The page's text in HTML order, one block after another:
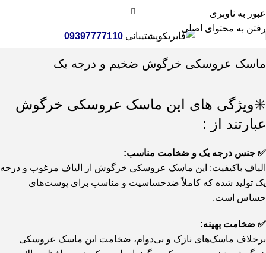
عبور به ناوبری
رفتن به محتوای اصلی
پشتیبانی09397777110
ماسک عروسکی خرگوش ضخیم و درجه یک
✳️ویژگی های این ماسک عروسکی خرگوش
عبارتند از :
✅ جنس درجه یک و ضخامت مناسب:
الیاف باکیفیت: این ماسک عروسکی خرگوش از الیاف مرغوب و درجه
یک تولید شده که کاملاً ضدحساسیت و مناسب برای پوست‌های
حساس است.
✅ ضخامت بهینه:
برخلاف ماسک‌های نازک و بی‌دوام، ضخامت این ماسک عروسکی